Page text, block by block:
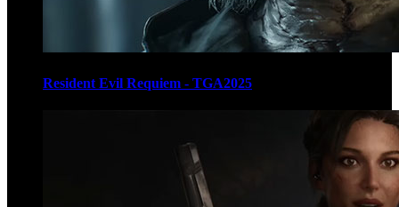
Resident Evil Requiem - TGA2025